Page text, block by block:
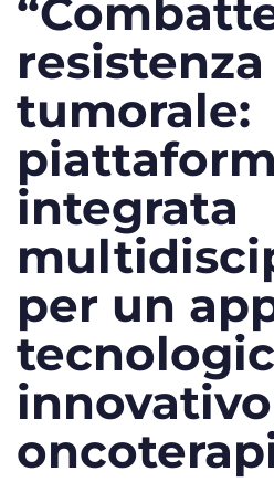
resistenza
tumorale:
integrata
per un